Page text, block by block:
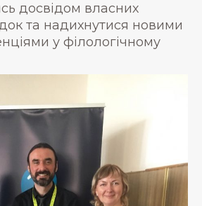
досвідом власних
та надихнутися новими
у філологічному